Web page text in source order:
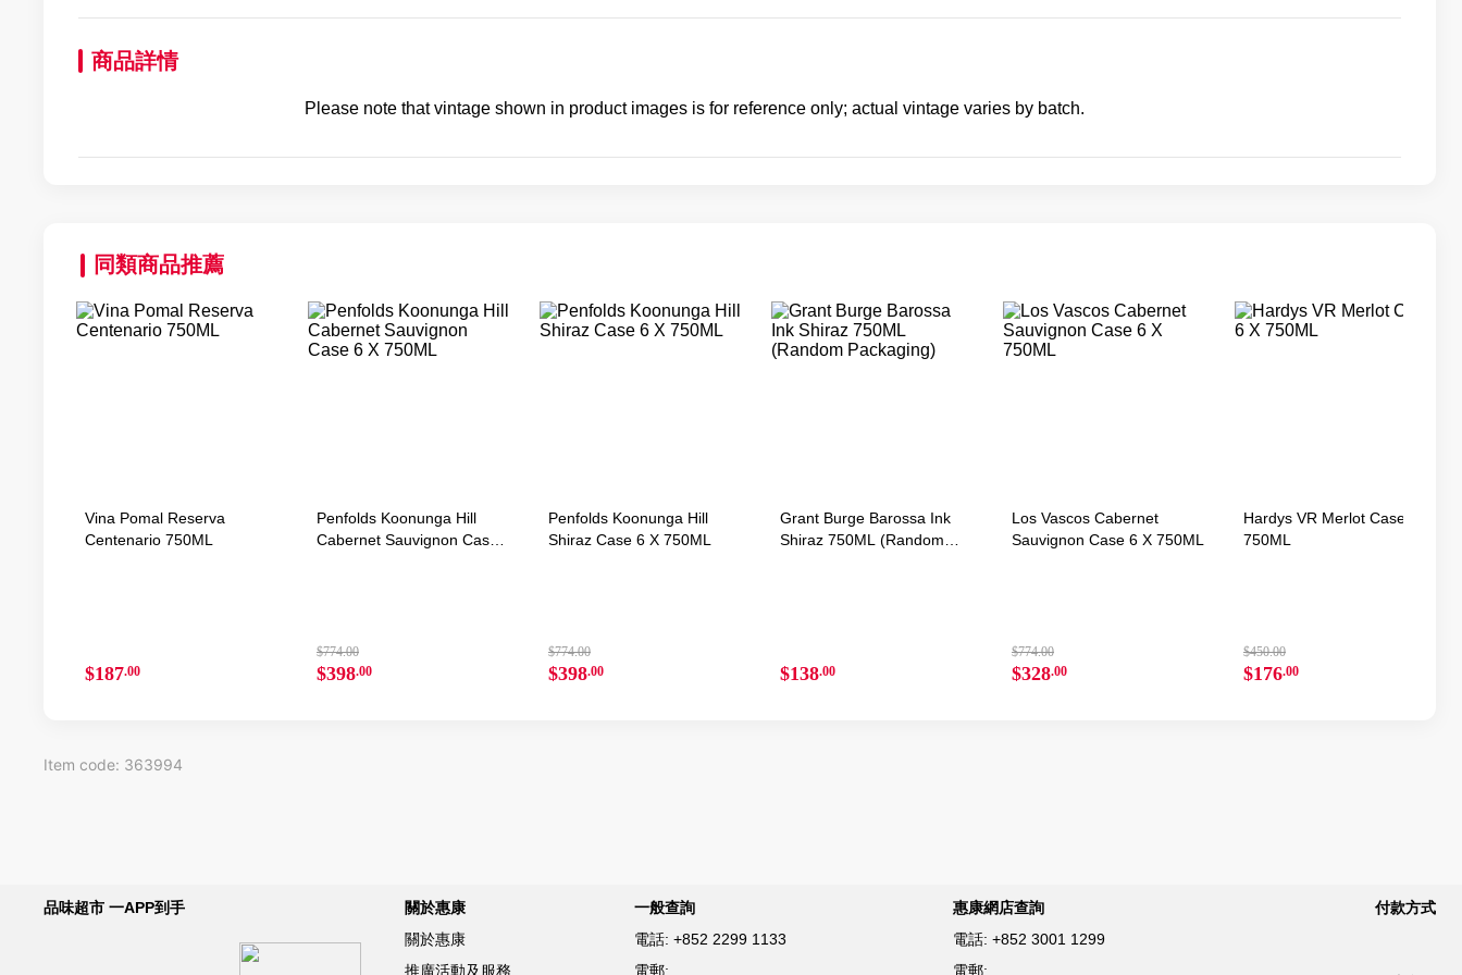
商品詳情
Please note that vintage shown in product images is for reference only; actual vintage varies by batch.
同類商品推薦
Vina Pomal Reserva
Centenario 750ML
$187.00
Penfolds Koonunga Hill
Cabernet Sauvignon Case 6
$774.00
$398.00
Penfolds Koonunga Hill
Shiraz Case 6 X 750ML
$774.00
$398.00
Grant Burge Barossa Ink
Shiraz 750ML (Random
$138.00
Los Vascos Cabernet
Sauvignon Case 6 X 750ML
$774.00
$328.00
Hardys VR Merlot Case 6 X
750ML
$450.00
$176.00
Item code: 363994
品味超市 一APP到手
關於惠康
關於惠康
推廣活動及服務
一般查詢
電話: +852 2299 1133
電郵:
惠康網店查詢
電話:+852 3001 1299
電郵:
付款方式